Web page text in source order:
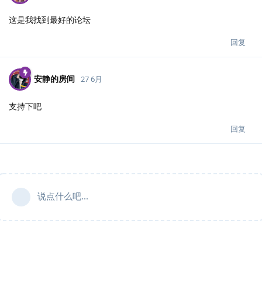
这是我找到最好的论坛
回复
安静的房间 27 6月
支持下吧
回复
说点什么吧...